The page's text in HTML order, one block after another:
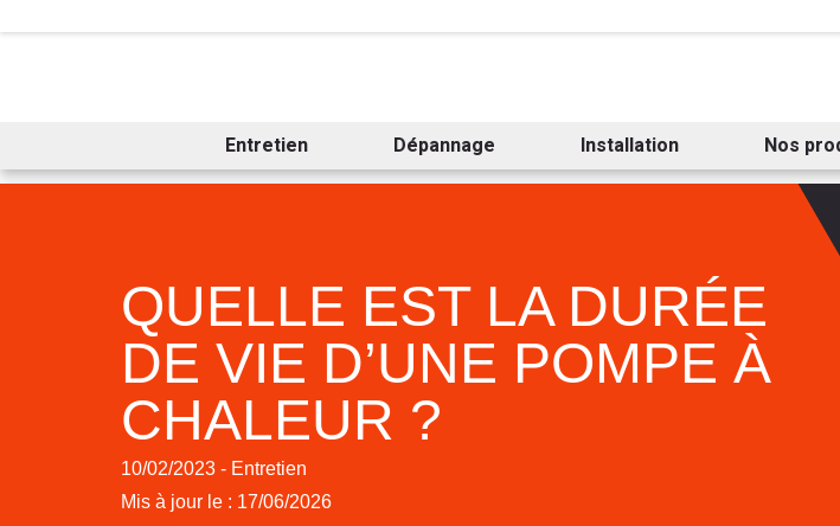
Entretien Dépannage Installation Nos
QUELLE EST LA DURÉE
DE VIE D’UNE POMPE À
CHALEUR ?
10/02/2023 - Entretien
Mis à jour le : 17/06/2026